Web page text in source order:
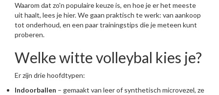
Waarom dat zo'n populaire keuze is, en hoe je er het meeste
uit haalt, lees je hier. We gaan praktisch te werk: van aankoop
tot onderhoud, en een paar trainingstips die je meteen kunt
proberen.
Welke witte volleybal kies je?
Er zijn drie hoofdtypen:
Indoorballen – gemaakt van leer of synthetisch microvezel, ze